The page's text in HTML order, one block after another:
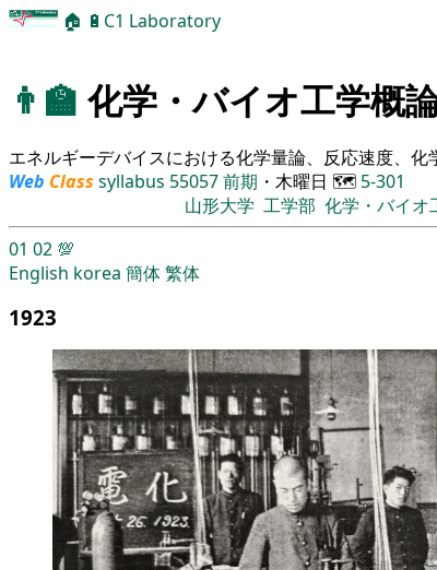
🏠 🔋 C1 Laboratory
👨‍🏫 化学・バイオ工学概論
エネルギーデバイスにおける化学量論、反応速度、化
Web Class syllabus 55057前期 ・木曜日 🗺️ 5-301
山形大学 工学部 化学・バイオ
01 02 💯
English korea 簡体繁体
1923